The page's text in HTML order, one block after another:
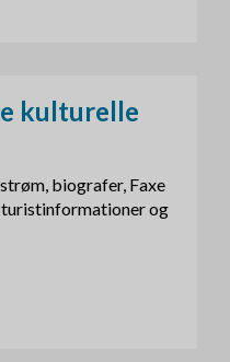
kulturelle
biografer, Faxe
turistinformationer og